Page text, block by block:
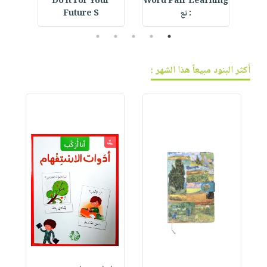
: تع
Future S
1
2
3
4
5
أكثر البنود مبيعاً هذا الشهر :